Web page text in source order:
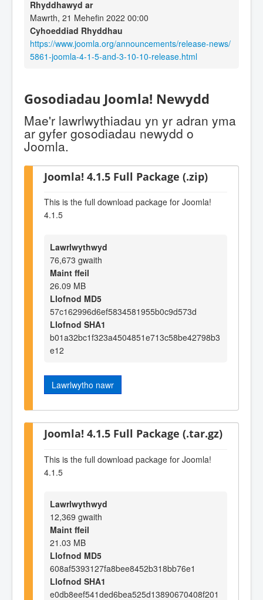
Rhyddhawyd ar
Mawrth, 21 Mehefin 2022 00:00
Cyhoeddiad Rhyddhau
https://www.joomla.org/announcements/release-news/
5861-joomla-4-1-5-and-3-10-10-release.html
Gosodiadau Joomla! Newydd
Mae'r lawrlwythiadau yn yr adran yma
ar gyfer gosodiadau newydd o
Joomla.
Joomla! 4.1.5 Full Package (.zip)
This is the full download package for Joomla!
4.1.5
Lawrlwythwyd
76,673 gwaith
Maint ffeil
26.09 MB
Llofnod MD5
57c162996d6ef5834581955b0c9d573d
Llofnod SHA1
b01a32bc1f323a4504851e713c58be42798b3
e12
Lawrlwytho nawr
Joomla! 4.1.5 Full Package (.tar.gz)
This is the full download package for Joomla!
4.1.5
Lawrlwythwyd
12,369 gwaith
Maint ffeil
21.03 MB
Llofnod MD5
608af5393127fa8bee8452b318bb76e1
Llofnod SHA1
e0db8eef541ded6bea525d13890670408f201